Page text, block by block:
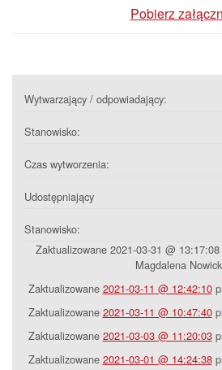
Pobierz
Wytwarzający / odpowiadający:
Stanowisko:
Czas wytworzenia:
Udostępniający
Stanowisko:
Zaktualizowane 2021-03-31 @
Magdalena
Zaktualizowane 2021-03-11 @ 12:42:10
Zaktualizowane 2021-03-11 @ 10:47:40
Zaktualizowane 2021-03-03 @ 11:20:03
Zaktualizowane 2021-03-01 @ 14:24:38